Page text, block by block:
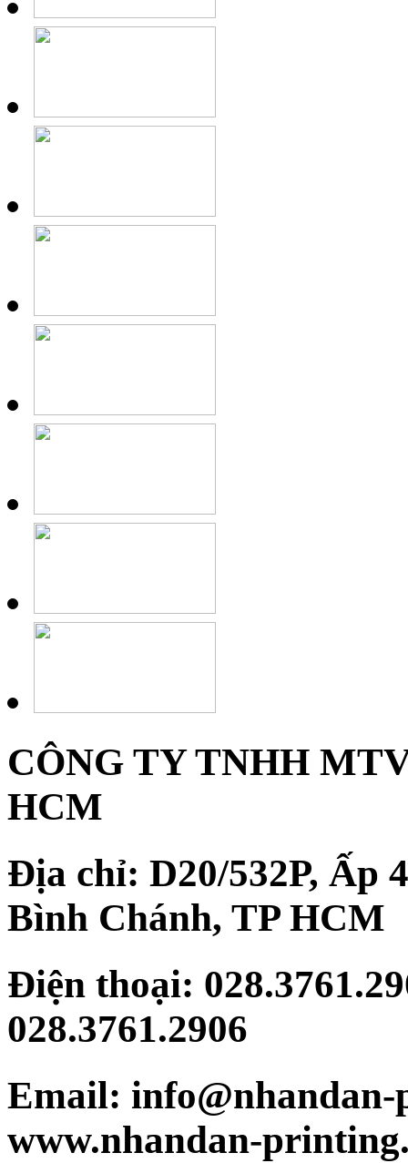
CÔNG TY TNHH
HCM
Địa chỉ: D20/532P, Ấp
Bình Chánh, TP HCM
Điện thoại:
028.3761.2906
Email:
www.nhandan-